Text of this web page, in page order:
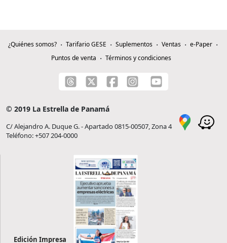
¿Quiénes somos? Tarifario GESE Suplementos Ventas
e-Paper
Puntos de venta
Términos y condiciones
© 2019 La Estrella de Panamá
C/ Alejandro A. Duque G. - Apartado 0815-00507, Zona 4
Teléfono: +507 204-0000
Edición Impresa